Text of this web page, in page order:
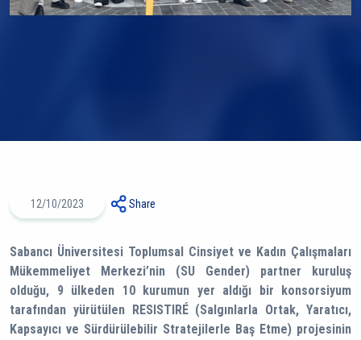
12/10/2023 Share
Sabancı Üniversitesi Toplumsal Cinsiyet ve Kadın Çalışmaları
Mükemmeliyet Merkezi’nin (SU Gender) partner kuruluş
olduğu, 9 ülkeden 10 kurumun yer aldığı bir konsorsiyum
tarafından yürütülen RESISTIRÉ (Salgınlarla Ortak, Yaratıcı,
Kapsayıcı ve Sürdürülebilir Stratejilerle Baş Etme) projesinin